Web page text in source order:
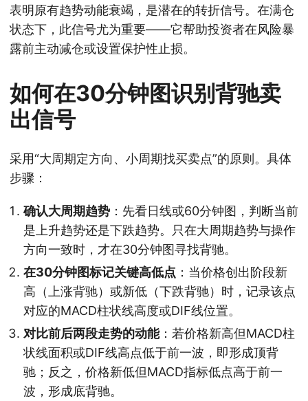
表明原有趋势动能衰竭，是潜在的转折信号。在满仓
状态下，此信号尤为重要——它帮助投资者在风险暴
露前主动减仓或设置保护性止损。
如何在30分钟图识别背驰卖
出信号
采用“大周期定方向、小周期找买卖点”的原则。具体
步骤：
确认大周期趋势 ：先看日线或60分钟图，判断当前
是上升趋势还是下跌趋势。只在大周期趋势与操作
方向一致时，才在30分钟图寻找背驰。
在30分钟图标记关键高低点 ：当价格创出阶段新
高（上涨背驰）或新低（下跌背驰）时，记录该点
对应的MACD柱状线高度或DIF线位置。
对比前后两段走势的动能：若价格新高但MACD柱
状线面积或DIF线高点低于前一波，即形成顶背
驰；反之，价格新低但MACD指标低点高于前一
波，形成底背驰。